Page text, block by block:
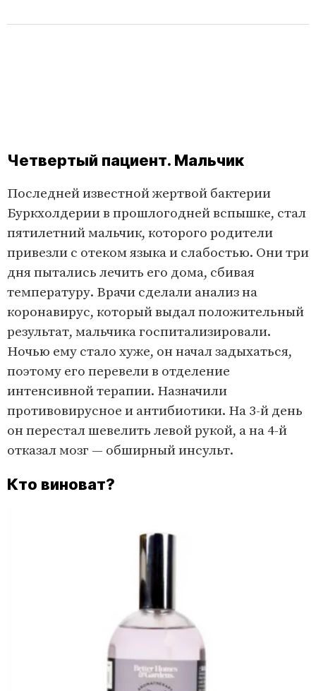
Четвертый пациент. Мальчик
Последней известной жертвой бактерии
Буркхолдерии в прошлогодней вспышке, стал
пятилетний мальчик, которого родители
привезли с отеком языка и слабостью. Они три
дня пытались лечить его дома, сбивая
температуру. Врачи сделали анализ на
коронавирус, который выдал положительный
результат, мальчика госпитализировали.
Ночью ему стало хуже, он начал задыхаться,
поэтому его перевели в отделение
интенсивной терапии. Назначили
противовирусное и антибиотики. На 3-й день
он перестал шевелить левой рукой, а на 4-й
отказал мозг — обширный инсульт.
Кто виноват?